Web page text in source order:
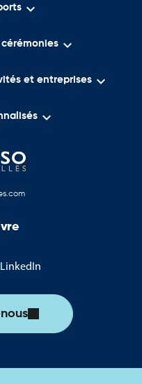


et entreprises 

LinkedIn